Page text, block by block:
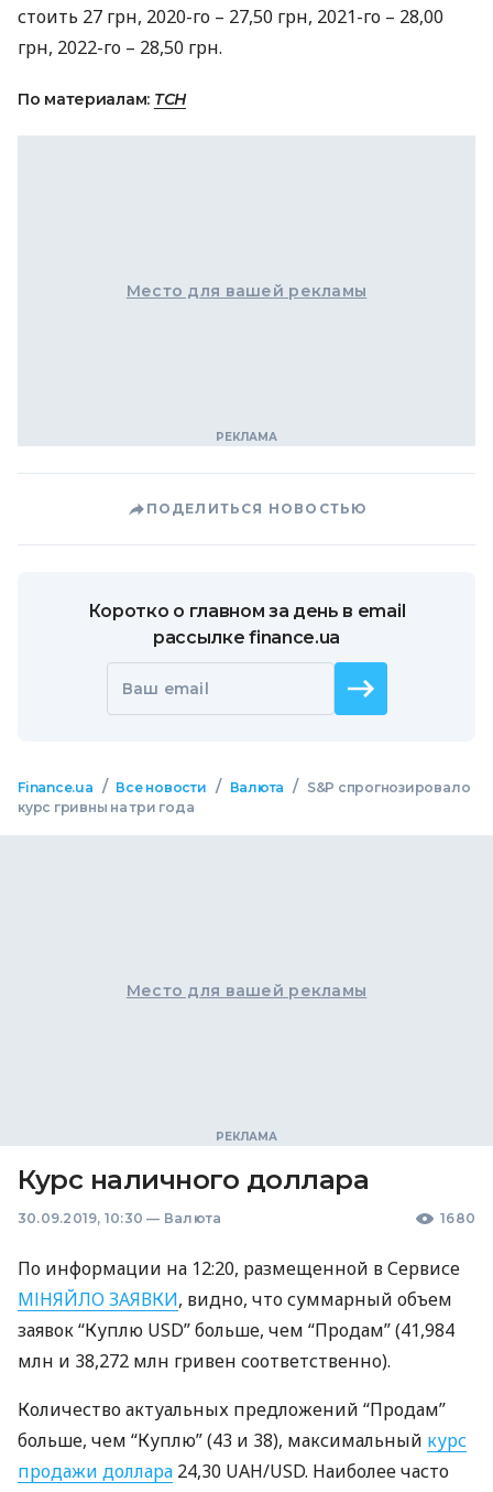
стоить 27 грн, 2020-го – 27,50 грн, 2021-го – 28,00
грн, 2022-го – 28,50 грн.
По материалам: ТСН
Место для вашей рекламы
ПОДЕЛИТЬСЯ НОВОСТЬЮ
Коротко о главном за день в email
рассылке finance.ua
Ваш email
Finance.ua / Все новости / Валюта /
S&P спрогнозировало
курс гривны на три года
Место для вашей рекламы
Курс наличного доллара
30.09.2019, 10:30 — Валюта 1680
По информации на 12:20, размещенной в Сервисе
МІНЯЙЛОЗАЯВКИ, видно, что суммарный объем
заявок “Куплю USD” больше, чем “Продам” (41,984
млн и 38,272 млн гривен соответственно).
Количество актуальных предложений “Продам”
больше, чем “Куплю” (43 и 38), максимальный курс
продажи доллара 24,30 UAH/USD. Наиболее часто